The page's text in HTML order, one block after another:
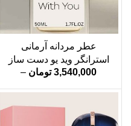
عطر مردانه آرمانی
استرانگر وید یو دست ساز
نمره5.00از 5
3,540,000 تومان –
970,000 تومان